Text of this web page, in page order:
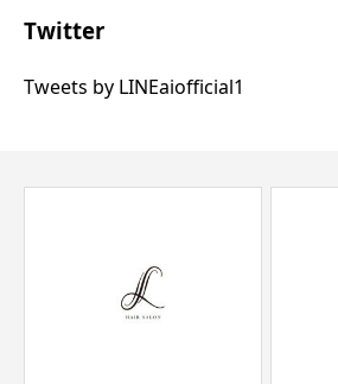
Twitter
Tweets by LINEaiofficial1